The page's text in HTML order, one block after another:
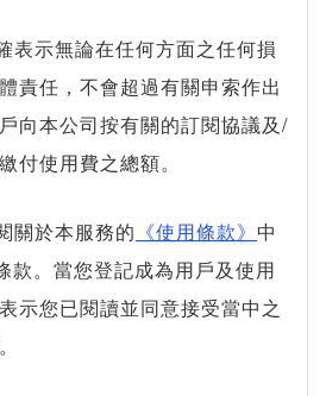
表示無論在任何方面之任何損
責任，不會超過有關申索作出
向本公司按有關的訂閱協議及/
付使用費之總額。
關於本服務的 《使用條款》 中
款。當您登記成為用戶及使用
示您已閱讀並同意接受當中之